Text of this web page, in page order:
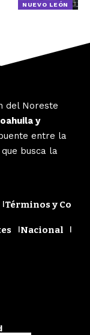
NUEVO LEÓN
del Noreste
y
entre la
busca la
Términos y
Nacional